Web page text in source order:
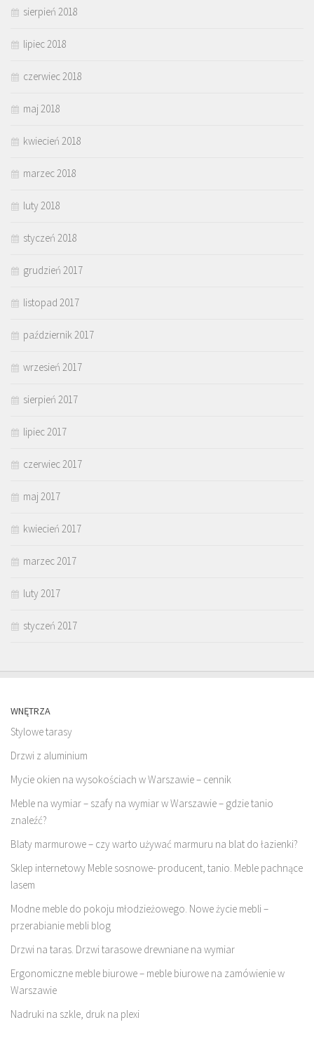
sierpień 2018
lipiec 2018
czerwiec 2018
maj 2018
kwiecień 2018
marzec 2018
luty 2018
styczeń 2018
grudzień 2017
listopad 2017
październik 2017
wrzesień 2017
sierpień 2017
lipiec 2017
czerwiec 2017
maj 2017
kwiecień 2017
marzec 2017
luty 2017
styczeń 2017
WNĘTRZA
Stylowe tarasy
Drzwi z aluminium
Mycie okien na wysokościach w Warszawie – cennik
Meble na wymiar – szafy na wymiar w Warszawie – gdzie tanio
znaleźć?
Blaty marmurowe – czy warto używać marmuru na blat do łazienki?
Sklep internetowy Meble sosnowe- producent, tanio. Meble pachnące
lasem
Modne meble do pokoju młodzieżowego. Nowe życie mebli –
przerabianie mebli blog
Drzwi na taras. Drzwi tarasowe drewniane na wymiar
Ergonomiczne meble biurowe – meble biurowe na zamówienie w
Warszawie
Nadruki na szkle, druk na plexi